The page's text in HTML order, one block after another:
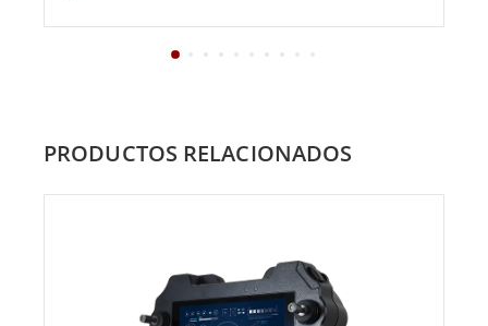
PRODUCTOS RELACIONADOS